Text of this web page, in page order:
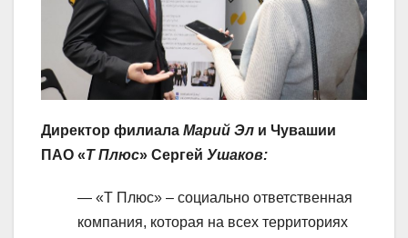
Директор филиала Марий Эл и Чувашии
ПАО «Т Плюс» Сергей Ушаков:
— «Т Плюс» – социально ответственная
компания, которая на всех территориях